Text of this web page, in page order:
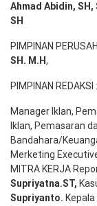
Ahmad Abidin, SH,
SH
PIMPINAN
SH . M.H,
PIMPINAN REDAKSI :
Manager Iklan,
Iklan, Pemasaran
Bandahara/
Merketing
MITRA KERJA
Supriyatna.ST,
Supriyanto.